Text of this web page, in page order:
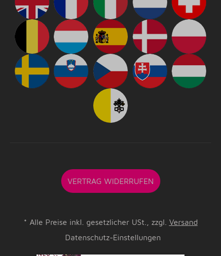
VERTRAG WIDERRUFEN
* Alle Preise inkl. gesetzlicher USt., zzgl. Versand
Datenschutz-Einstellungen